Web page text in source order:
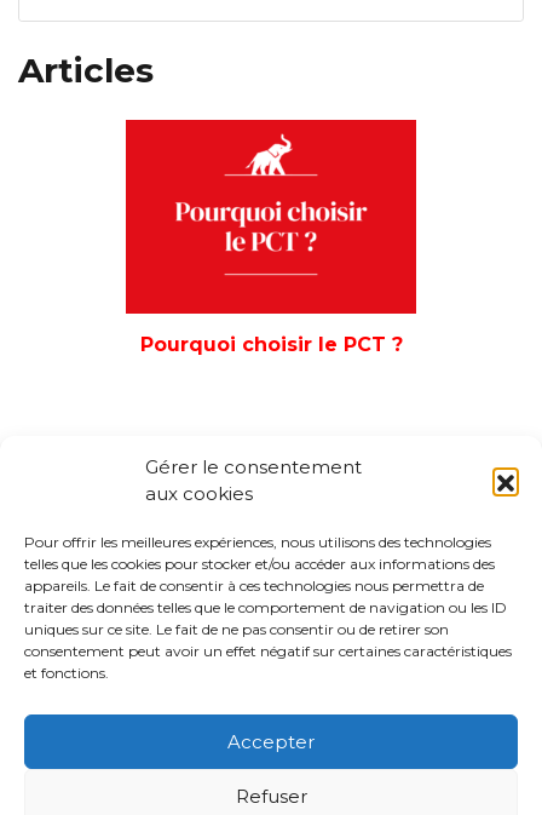
Gérer le consentement
aux cookies
Pour offrir les meilleures expériences, nous utilisons des technologies
telles que les cookies pour stocker et/ou accéder aux informations des
appareils. Le fait de consentir à ces technologies nous permettra de
traiter des données telles que le comportement de navigation ou les ID
uniques sur ce site. Le fait de ne pas consentir ou de retirer son
consentement peut avoir un effet négatif sur certaines caractéristiques
et fonctions.
Accepter
Refuser
Articles
Pourquoi choisir le PCT ?
Copyright © 2026
Information Légales